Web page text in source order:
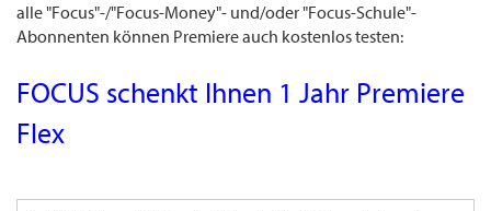
alle "Focus"-/"Focus-Money"- und/oder "Focus-Schule"-
Abonnenten können Premiere auch kostenlos testen:
FOCUS schenkt Ihnen 1 Jahr Premiere
Flex